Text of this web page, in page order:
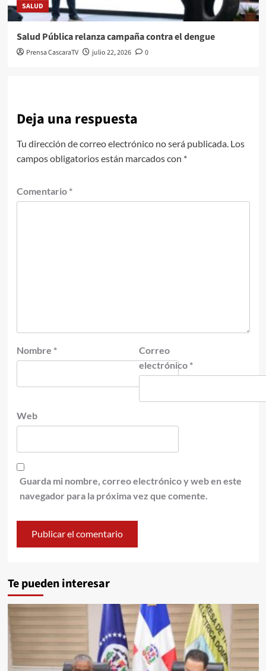
SALUD
Salud Pública relanza campaña contra el dengue
Prensa CascaraTV julio 22, 2026 0
Deja una respuesta
Tu dirección de correo electrónico no será publicada. Los
campos obligatorios están marcados con *
Comentario *
Nombre *
Correo
electrónico *
Web
Guarda mi nombre, correo electrónico y web en este
navegador para la próxima vez que comente.
Te pueden interesar